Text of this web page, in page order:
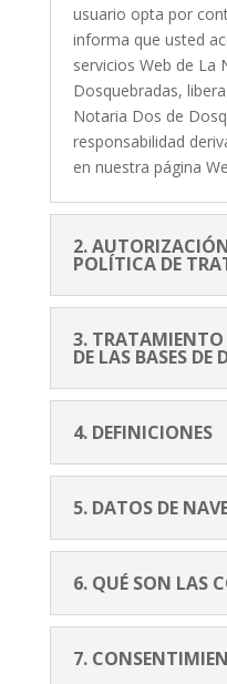
usuario opta por
informa que usted
servicios Web de La
Dosquebradas,
Notaria Dos de
responsabilidad
en nuestra página
2.
POLÍTICA DE
3. TRATAMIENTO
DE LAS BASES DE
4. DEFINICIONES
5. DATOS DE
6. QUÉ SON LAS
7.